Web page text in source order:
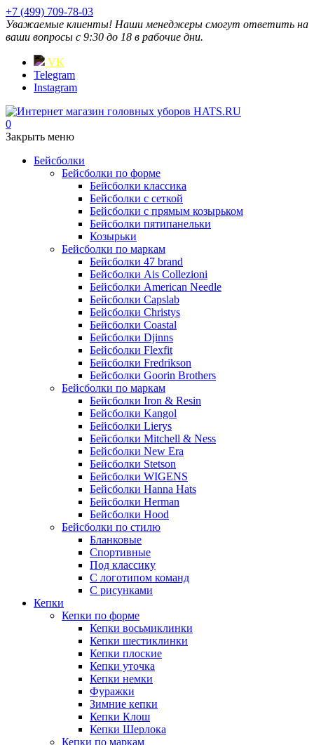
+7 (499) 709-78-03
Уважаемые клиенты! Наши менеджеры смогут ответить на
ваши вопросы с 9:30 до 18 в рабочие дни.
VK
Telegram
Instagram
0
Закрыть меню
Бейсболки
Бейсболки по форме
Бейсболки классика
Бейсболки с сеткой
Бейсболки с прямым козырьком
Бейсболки пятипанельки
Козырьки
Бейсболки по маркам
Бейсболки 47 brand
Бейсболки Ais Collezioni
Бейсболки American Needle
Бейсболки Capslab
Бейсболки Christys
Бейсболки Coastal
Бейсболки Djinns
Бейсболки Flexfit
Бейсболки Fredrikson
Бейсболки Goorin Brothers
Бейсболки по маркам
Бейсболки Iron & Resin
Бейсболки Kangol
Бейсболки Lierys
Бейсболки Mitchell & Ness
Бейсболки New Era
Бейсболки Stetson
Бейсболки WIGENS
Бейсболки Hanna Hats
Бейсболки Herman
Бейсболки Hood
Бейсболки по стилю
Бланковые
Спортивные
Под классику
С логотипом команд
С рисунками
Кепки
Кепки по форме
Кепки восьмиклинки
Кепки шестиклинки
Кепки плоские
Кепки уточка
Кепки немки
Фуражки
Зимние кепки
Кепки Клош
Кепки Шерлока
Кепки по маркам